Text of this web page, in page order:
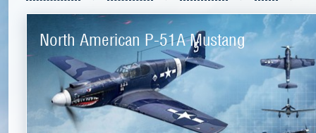
North American P-51A Mustang